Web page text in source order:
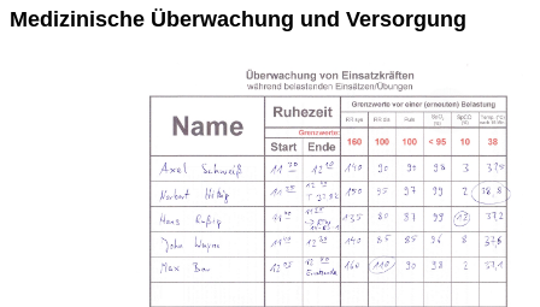
Medizinische Überwachung und Versorgung